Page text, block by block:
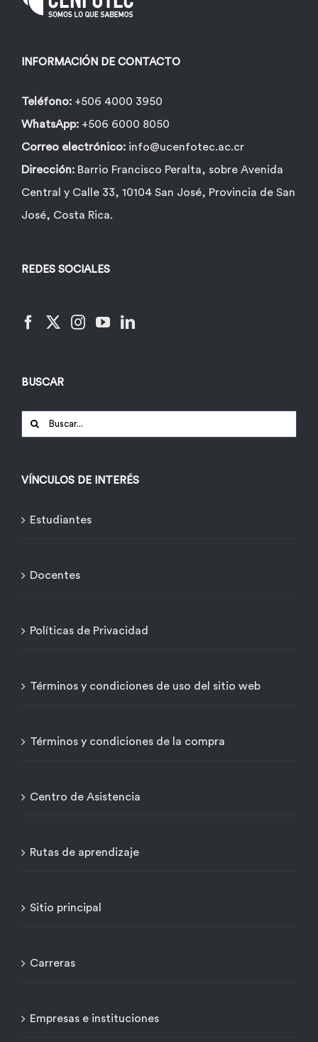
INFORMACIÓN DE CONTACTO
Teléfono: +506 4000 3950
WhatsApp: +506 6000 8050
Correo electrónico: info@ucenfotec.ac.cr
Dirección: Barrio Francisco Peralta, sobre Avenida
Central y Calle 33, 10104 San José, Provincia de San
José, Costa Rica.
REDES SOCIALES
BUSCAR
Buscar:
VÍNCULOS DE INTERÉS
Estudiantes
Docentes
Políticas de Privacidad
Términos y condiciones de uso del sitio web
Términos y condiciones de la compra
Centro de Asistencia
Rutas de aprendizaje
Sitio principal
Carreras
Empresas e instituciones